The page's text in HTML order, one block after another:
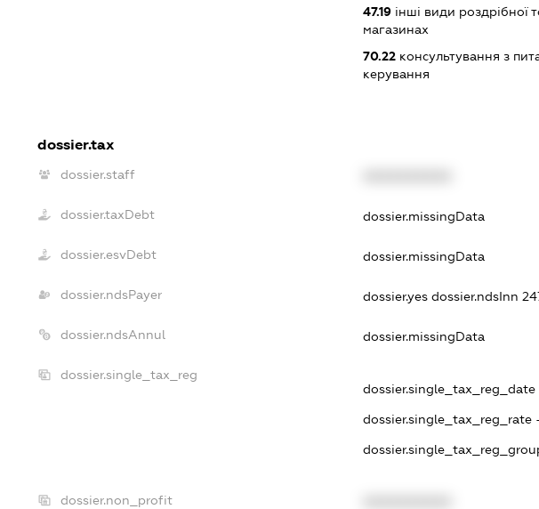
47.19 інші види роздрібної
магазинах
70.22 консультування з
керування
dossier.tax
dossier.staff
dossier.taxDebt dossier.missingData
dossier.esvDebt dossier.missingData
dossier.ndsPayer dossier.yesdossier.ndsInn
dossier.ndsAnnul dossier.missingData
dossier.single_tax_reg
dossier.single_tax_reg_date -
dossier.single_tax_reg_rate
dossier.non_profit